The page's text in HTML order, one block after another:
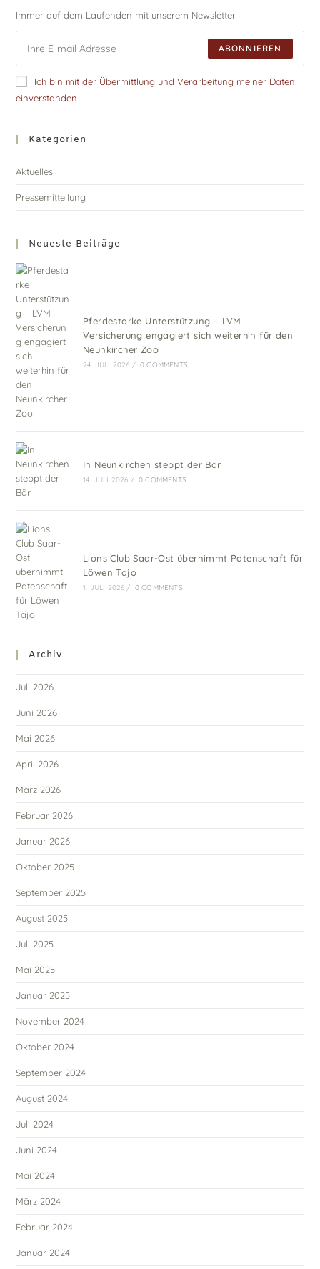
Immer auf dem Laufenden mit unserem Newsletter
ABONNIEREN
Ich bin mit der Übermittlung und Verarbeitung meiner Daten
einverstanden
Kategorien
Aktuelles
Pressemitteilung
Neueste Beiträge
Pferdestarke Unterstützung – LVM
Versicherung engagiert sich weiterhin für den
Neunkircher Zoo
24. JULI 2026 / 0 COMMENTS
In Neunkirchen steppt der Bär
14. JULI 2026 / 0 COMMENTS
Lions Club Saar-Ost übernimmt Patenschaft für
Löwen Tajo
1. JULI 2026 / 0 COMMENTS
Archiv
Juli 2026
Juni 2026
Mai 2026
April 2026
März 2026
Februar 2026
Januar 2026
Oktober 2025
September 2025
August 2025
Juli 2025
Mai 2025
Januar 2025
November 2024
Oktober 2024
September 2024
August 2024
Juli 2024
Juni 2024
Mai 2024
März 2024
Februar 2024
Januar 2024